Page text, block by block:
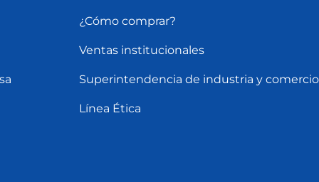
¿Cómo comprar?
Ventas institucionales
Superintendencia de industria y comercio
Línea Ética